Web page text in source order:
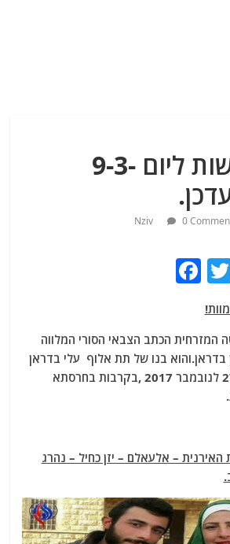
מבזקי חדשות ליום 9-3-
Nziv 0
T
itt
er
e
b
k
המזרחית הכתב הצבאי הסורי המלווה
בנו של תת אלוף עלי בדראן
שנהרג ,אף הוא, ב-27 לנובמבר 2017 ,בקרבות בחרסתא
– אלעאלם – יזן כחיל – נהרג